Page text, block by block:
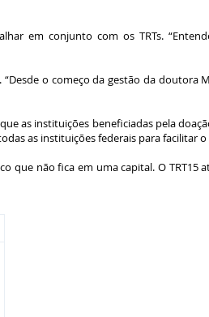
em conjunto com os TRTs.
o começo da gestão da doutora
as instituições beneficiadas pela
as instituições federais para facilitar
que não fica em uma capital. O TRT15